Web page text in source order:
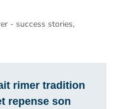
- success stories,
rimer tradition
repense son